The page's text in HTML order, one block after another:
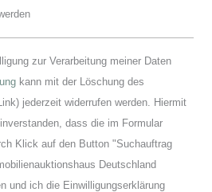
zur Verarbeitung meiner Daten
kann mit der Löschung des
jederzeit widerrufen werden. Hiermit
dass die im Formular
Klick auf den Button "Suchauftrag
Deutschland
und ich die Einwilligungserklärung